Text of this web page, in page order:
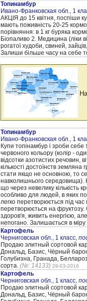
Топинамбур
Ивано-Франковская обл., 1
АКЦІЯ до 15 квітня, поспіши
мають поживність 20-25
порівняння: в 1 кг буряка
Біопаливо 2. Медицина (ліки
рогатої худоби, свиней,
Залиши більше часу на себе
Топинамбур
Ивано-Франковская обл., 1
Купи топінамбур і зроби
червоного кольору (колір -
відсотки азотистих речовин,
кількості достоїнств
стати якщо не основною, то
навколишнього середовища).
що через невелику кількість
особливо для людей, в яких
легко перетворюється під
перетворюється на фруктозу.
здоров'я, живить енергією,
непогано. Залишається в
Картофель
Черниговская обл., 1 класс,
Продаю элитный сортовой
Дональд, Базис, Чёрный
Голубизна, Гранада,
сорта. (№: 14133) 29-03-2016
Картофель
Черниговская обл., 1 класс,
Продаю элитный сортовой
Дональд, Базис, Чёрный